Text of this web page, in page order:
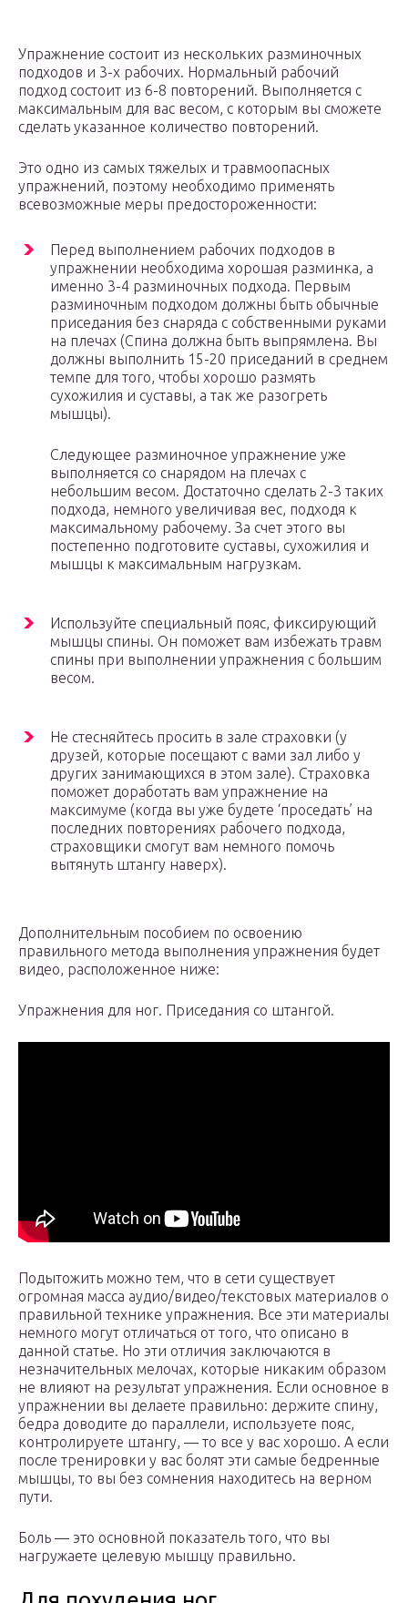
Упражнение состоит из нескольких разминочных
подходов и 3-х рабочих. Нормальный рабочий
подход состоит из 6-8 повторений. Выполняется с
максимальным для вас весом, с которым вы сможете
сделать указанное количество повторений.
Это одно из самых тяжелых и травмоопасных
упражнений, поэтому необходимо применять
всевозможные меры предостороженности:
Перед выполнением рабочих подходов в
упражнении необходима хорошая разминка, а
именно 3-4 разминочных подхода. Первым
разминочным подходом должны быть обычные
приседания без снаряда с собственными руками
на плечах (Спина должна быть выпрямлена. Вы
должны выполнить 15-20 приседаний в среднем
темпе для того, чтобы хорошо размять
сухожилия и суставы, а так же разогреть
мышцы).
Следующее разминочное упражнение уже
выполняется со снарядом на плечах с
небольшим весом. Достаточно сделать 2-3 таких
подхода, немного увеличивая вес, подходя к
максимальному рабочему. За счет этого вы
постепенно подготовите суставы, сухожилия и
мышцы к максимальным нагрузкам.
Используйте специальный пояс, фиксирующий
мышцы спины. Он поможет вам избежать травм
спины при выполнении упражнения с большим
весом.
Не стесняйтесь просить в зале страховки (у
друзей, которые посещают с вами зал либо у
других занимающихся в этом зале). Страховка
поможет доработать вам упражнение на
максимуме (когда вы уже будете ‘проседать’ на
последних повторениях рабочего подхода,
страховщики смогут вам немного помочь
вытянуть штангу наверх).
Дополнительным пособием по освоению
правильного метода выполнения упражнения будет
видео, расположенное ниже:
Упражнения для ног. Приседания со штангой.
Подытожить можно тем, что в сети существует
огромная масса аудио/видео/текстовых материалов о
правильной технике упражнения. Все эти материалы
немного могут отличаться от того, что описано в
данной статье. Но эти отличия заключаются в
незначительных мелочах, которые никаким образом
не влияют на результат упражнения. Если основное в
упражнении вы делаете правильно: держите спину,
бедра доводите до параллели, используете пояс,
контролируете штангу, — то все у вас хорошо. А если
после тренировки у вас болят эти самые бедренные
мышцы, то вы без сомнения находитесь на верном
пути.
Боль — это основной показатель того, что вы
нагружаете целевую мышцу правильно.